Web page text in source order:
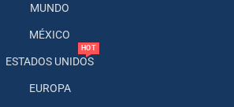
MUNDO
MÉXICO
ESTADOS UNIDOS
HOT
EUROPA